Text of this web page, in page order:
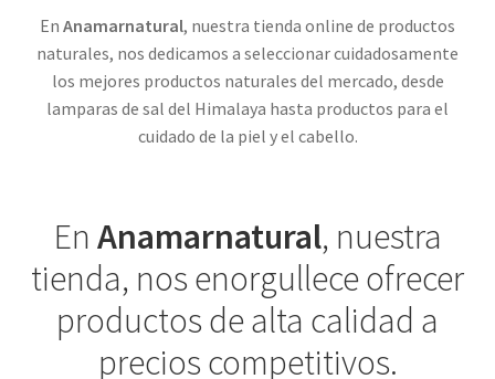
En Anamarnatural, nuestra tienda online de productos
naturales, nos dedicamos a seleccionar cuidadosamente
los mejores productos naturales del mercado, desde
lamparas de sal del Himalaya hasta productos para el
cuidado de la piel y el cabello.
En Anamarnatural, nuestra
tienda, nos enorgullece ofrecer
productos de alta calidad a
precios competitivos.